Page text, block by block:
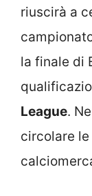
riuscirà a
la finale di
League.
circolare